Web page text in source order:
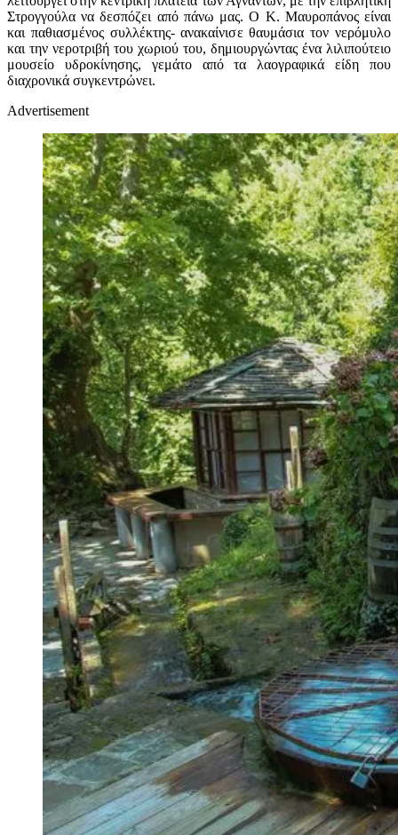
Στρογγούλα να δεσπόζει από πάνω μας. Ο Κ. Μαυροπάνος είναι
και παθιασμένος συλλέκτης- ανακαίνισε θαυμάσια τον νερόμυλο
και την νεροτριβή του χωριού του, δημιουργώντας ένα λιλιπούτειο
μουσείο υδροκίνησης, γεμάτο από τα λαογραφικά είδη που
διαχρονικά συγκεντρώνει.
Advertisement